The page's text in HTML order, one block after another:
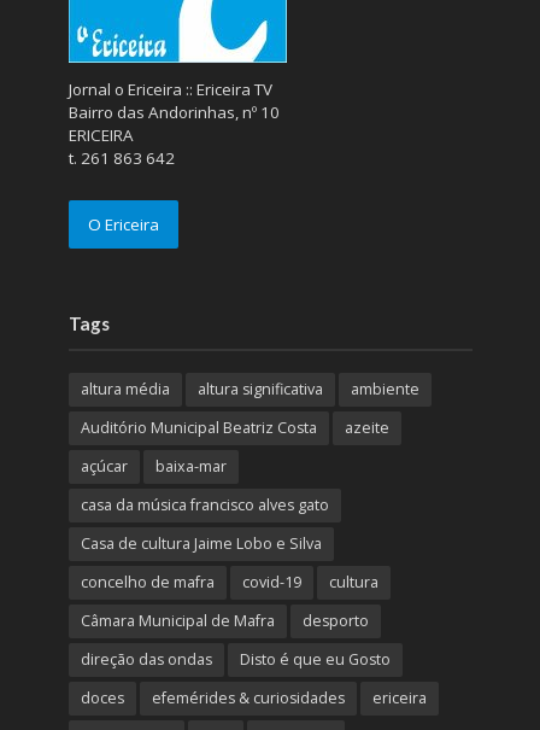
Jornal o Ericeira :: Ericeira TV
Bairro das Andorinhas, nº 10
ERICEIRA
t. 261 863 642
O Ericeira
Tags
altura média altura significativa
ambiente
Auditório Municipal Beatriz Costa
azeite
açúcar
baixa-mar
casa da música francisco alves gato
Casa de cultura Jaime Lobo e Silva
concelho de mafra
covid-19
cultura
Câmara Municipal de Mafra
desporto
direção das ondas
Disto é que eu Gosto
doces
efemérides & curiosidades
ericeira